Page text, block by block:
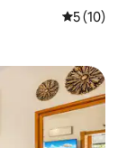
5 de uma
5 (10)